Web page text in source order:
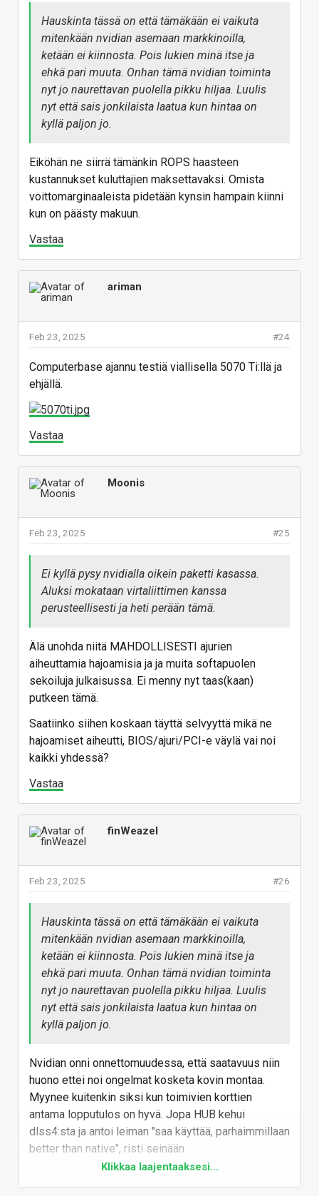
Hauskinta tässä on että tämäkään ei vaikuta
mitenkään nvidian asemaan markkinoilla,
ketään ei kiinnosta. Pois lukien minä itse ja
ehkä pari muuta. Onhan tämä nvidian toiminta
nyt jo naurettavan puolella pikku hiljaa. Luulis
nyt että sais jonkilaista laatua kun hintaa on
kyllä paljon jo.
Eiköhän ne siirrä tämänkin ROPS haasteen
kustannukset kuluttajien maksettavaksi. Omista
voittomarginaaleista pidetään kynsin hampain kiinni
kun on päästy makuun.
Vastaa
ariman
#24
Feb 23, 2025
Computerbase ajannu testiä viallisella 5070 Ti:llä ja
ehjällä.
Vastaa
Moonis
#25
Feb 23, 2025
Ei kyllä pysy nvidialla oikein paketti kasassa.
Aluksi mokataan virtaliittimen kanssa
perusteellisesti ja heti perään tämä.
Älä unohda niitä MAHDOLLISESTI ajurien
aiheuttamia hajoamisia ja ja muita softapuolen
sekoiluja julkaisussa. Ei menny nyt taas(kaan)
putkeen tämä.
Saatiinko siihen koskaan täyttä selvyyttä mikä ne
hajoamiset aiheutti, BIOS/ajuri/PCI-e väylä vai noi
kaikki yhdessä?
Vastaa
finWeazel
#26
Feb 23, 2025
Hauskinta tässä on että tämäkään ei vaikuta
mitenkään nvidian asemaan markkinoilla,
ketään ei kiinnosta. Pois lukien minä itse ja
ehkä pari muuta. Onhan tämä nvidian toiminta
nyt jo naurettavan puolella pikku hiljaa. Luulis
nyt että sais jonkilaista laatua kun hintaa on
kyllä paljon jo.
Nvidian onni onnettomuudessa, että saatavuus niin
huono ettei noi ongelmat kosketa kovin montaa.
Myynee kuitenkin siksi kun toimivien korttien
antama lopputulos on hyvä. Jopa HUB kehui
dlss4:sta ja antoi leiman "saa käyttää, parhaimmillaan
better than native", risti seinään
Klikkaa laajentaaksesi...